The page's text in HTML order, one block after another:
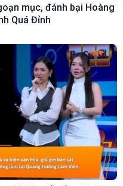
mục, đánh bại Hoàng
Quá Đỉnh